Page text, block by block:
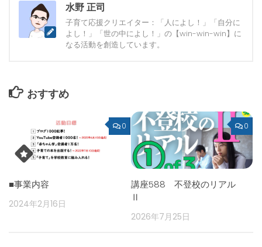
水野 正司
子育て応援クリエイター：「人によし！」「自分に
よし！」「世の中によし！」の【win-win-win】に
なる活動を創造しています。
おすすめ
0
■事業内容
2024年2月16日
0
講座588 不登校のリアル
Ⅱ
2026年7月25日